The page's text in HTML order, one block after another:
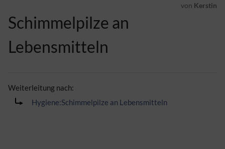
von Kerstin
Schimmelpilze an
Lebensmitteln
Weiterleitung nach:
Hygiene:Schimmelpilze an Lebensmitteln